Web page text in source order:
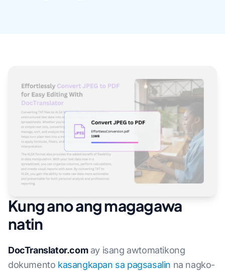
Kung ano ang magagawa
natin
DocTranslator.comay isang awtomatikong
dokumento kasangkapan sa pagsasalin na nagko-